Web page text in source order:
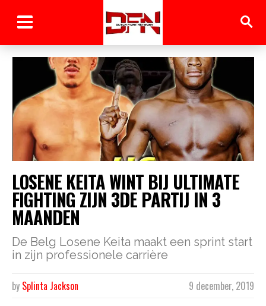
LOSENE KEITA WINT BIJ ULTIMATE
FIGHTING ZIJN 3DE PARTIJ IN 3
MAANDEN
De Belg Losene Keita maakt een sprint start
in zijn professionele carrière
9 december, 2019
by Splinta Jackson